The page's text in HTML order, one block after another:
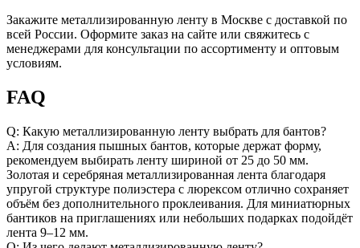
Закажите металлизированную ленту в Москве с доставкой по
всей России. Оформите заказ на сайте или свяжитесь с
менеджерами для консультации по ассортименту и оптовым
условиям.
FAQ
Q: Какую металлизированную ленту выбрать для бантов?
A: Для создания пышных бантов, которые держат форму,
рекомендуем выбирать ленту шириной от 25 до 50 мм.
Золотая и серебряная металлизированная лента благодаря
упругой структуре полиэстера с люрексом отлично сохраняет
объём без дополнительного проклеивания. Для миниатюрных
бантиков на приглашениях или небольших подарках подойдёт
лента 9–12 мм.